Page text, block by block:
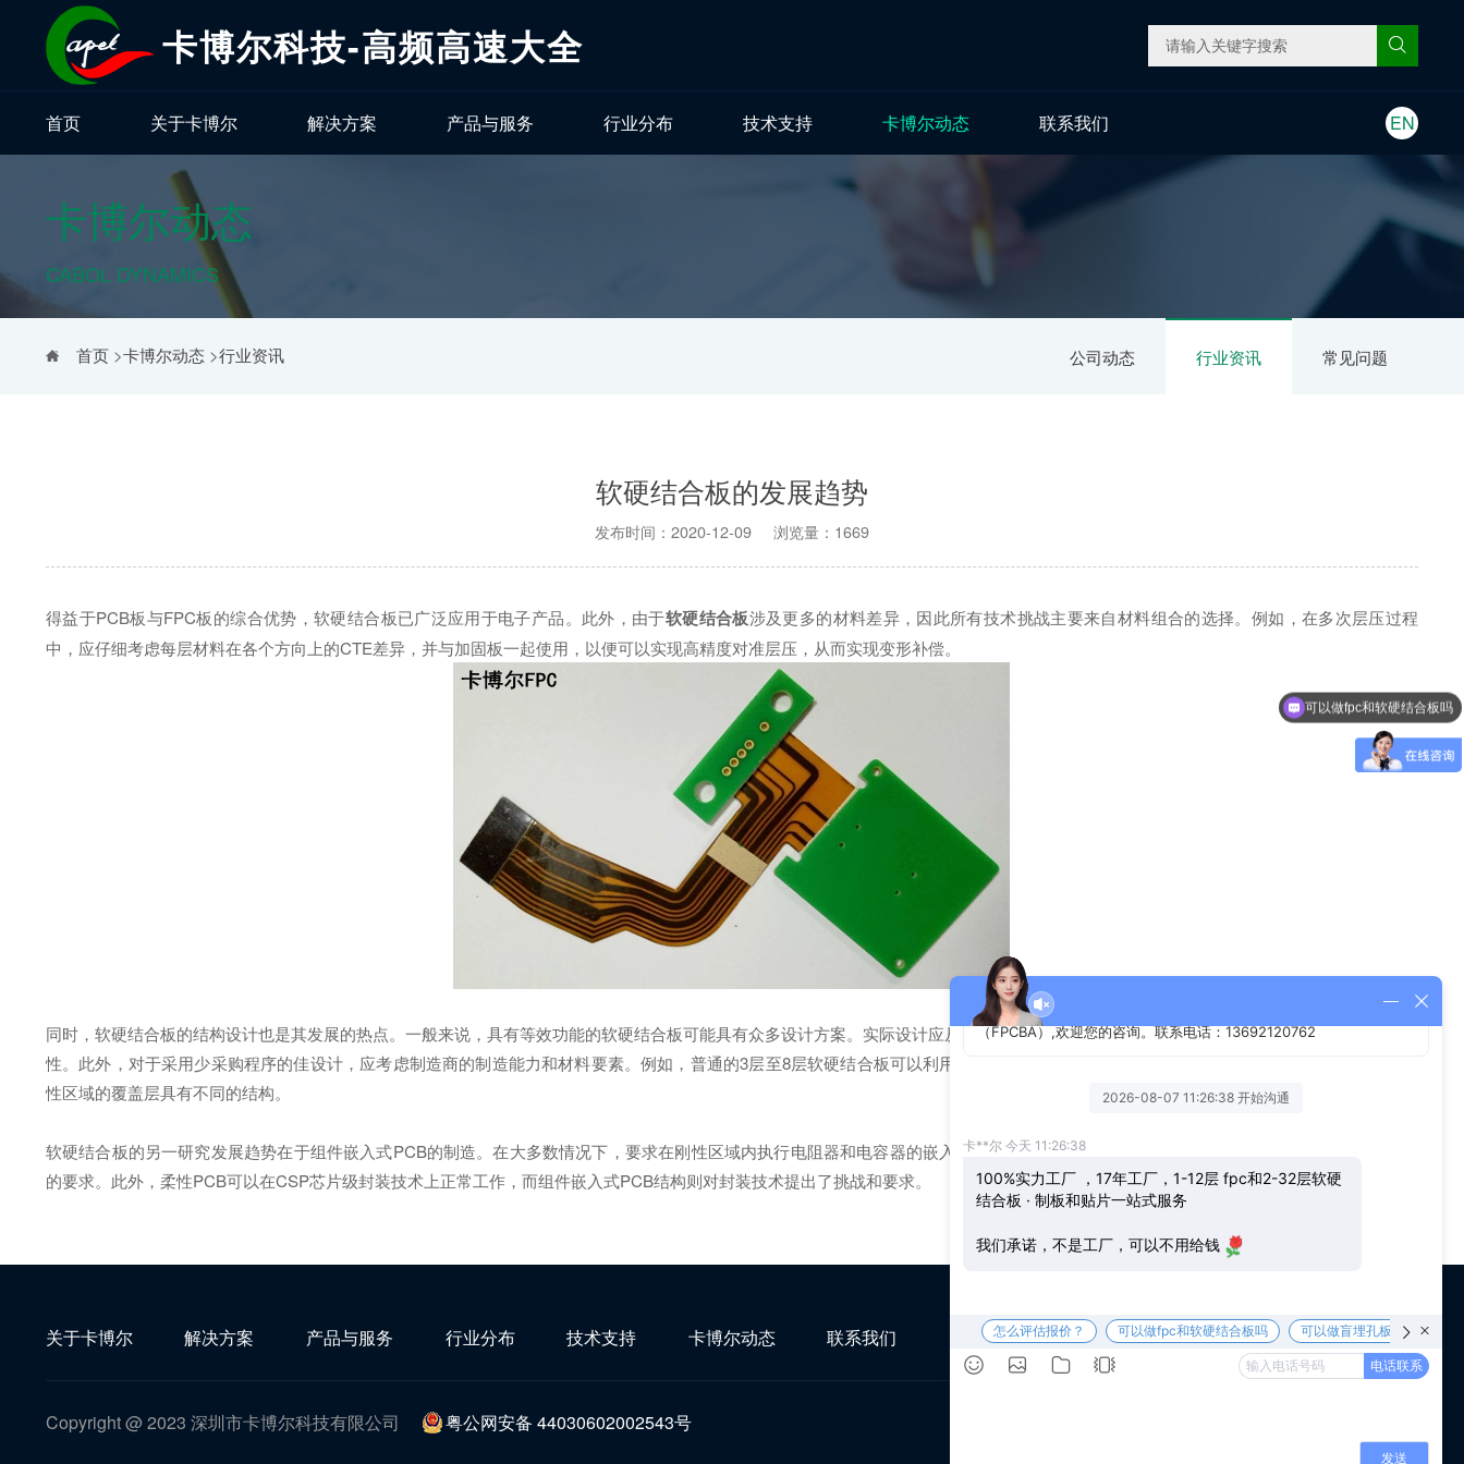
卡博尔科技-高频高速大全
首页 关于卡博尔 解决方案 产品与服务 行业分布 技术支持 卡博尔动态 联系我们 EN
卡博尔动态
CABOL DYNAMICS
公司动态 行业资讯 常见问题
首页>卡博尔动态>行业资讯
软硬结合板的发展趋势
发布时间：2020-12-09 浏览量：1669
得益于PCB板与FPC板的综合优势，软硬结合板已广泛应用于电子产品。此外，由于软硬结合板涉及更多的材料差异，因此所有技术挑战主要来自材料组合的选择。例如，在多次层压过程
中，应仔细考虑每层材料在各个方向上的CTE差异，并与加固板一起使用，以便可以实现高精度对准层压，从而实现变形补偿。
同时，软硬结合板的结构设计也是其发展的热点。一般来说，具有等效功能的软硬结合板可能具有众多设计方案。实际设计应从综合考虑开始，包括产品的可靠性，占用空间，重量和组装复杂
性。此外，对于采用少采购程序的佳设计，应考虑制造商的制造能力和材料要素。例如，普通的3层至8层软硬结合板可以利用具有或未使用附着力的CCL覆铜层压板。同样，软硬结合板中柔
性区域的覆盖层具有不同的结构。
软硬结合板的另一研究发展趋势在于组件嵌入式PCB的制造。在大多数情况下，要求在刚性区域内执行电阻器和电容器的嵌入，而不会影响柔性区域的性能。该应用第二次对材料提出了严格
的要求。此外，柔性PCB可以在CSP芯片级封装技术上正常工作，而组件嵌入式PCB结构则对封装技术提出了挑战和要求。
关于卡博尔 解决方案 产品与服务 行业分布 技术支持 卡博尔动态 联系我们
Copyright @ 2023 深圳市卡博尔科技有限公司
粤公网安备 44030602002543号
微信公众号
可以做fpc和软硬结合板吗